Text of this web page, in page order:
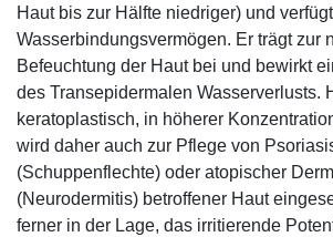
Haut bis zur Hälfte niedriger) und
Wasserbindungsvermögen. Er trägt zur
Befeuchtung der Haut bei und bewirkt
des Transepidermalen Wasserverlusts.
keratoplastisch, in höherer
wird daher auch zur Pflege von
(Schuppenflechte) oder atopischer
(Neurodermitis) betroffener Haut
ferner in der Lage, das irritierende